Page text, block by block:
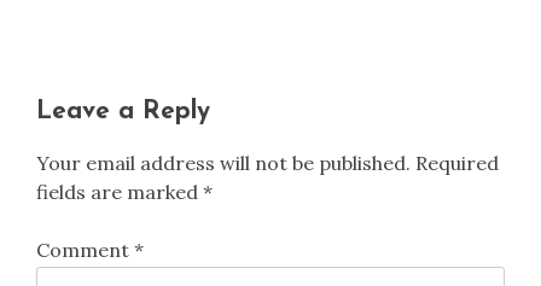
Leave a Reply
Your email address will not be published. Required
fields are marked *
Comment *